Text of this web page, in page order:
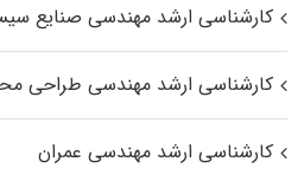
کارشناسی ارشد مهندسی صنایع
کارشناسی ارشد مهندسی طراحی
کارشناسی ارشد مهندسی عمران